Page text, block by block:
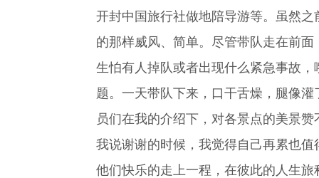
开封中国旅行社做地陪导游等。虽然
的那样威风、简单。尽管带队走在前
生怕有人掉队或者出现什么紧急事故
题。一天带队下来，口干舌燥，腿像
员们在我的介绍下，对各景点的美景
我说谢谢的时候，我觉得自己再累也
他们快乐的走上一程，在彼此的人生